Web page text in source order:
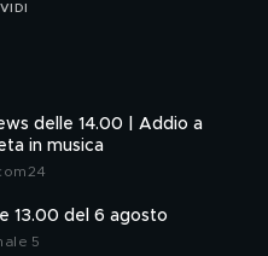
delle 14.00 | Addio a
in musica
13.00 del 6 agosto
5